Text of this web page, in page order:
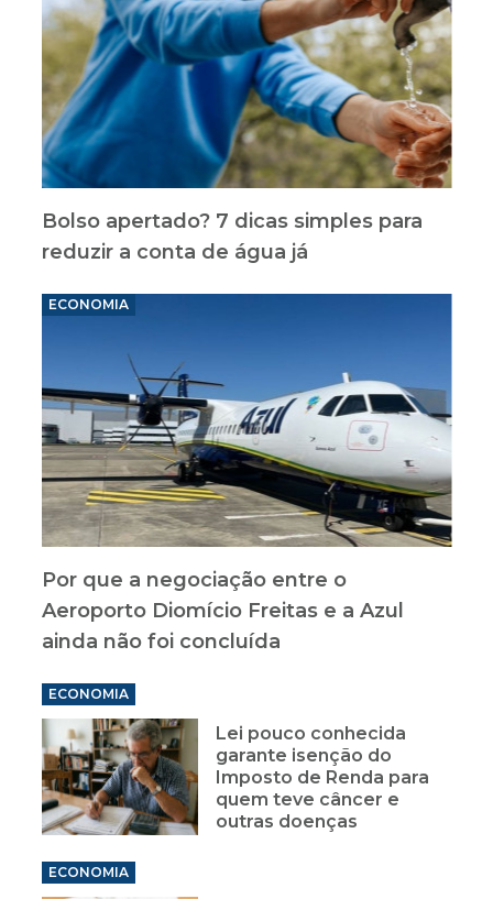
Bolso apertado? 7 dicas simples para
reduzir a conta de água já
ECONOMIA
Por que a negociação entre o
Aeroporto Diomício Freitas e a Azul
ainda não foi concluída
ECONOMIA
Lei pouco conhecida
garante isenção do
Imposto de Renda para
quem teve câncer e
outras doenças
ECONOMIA